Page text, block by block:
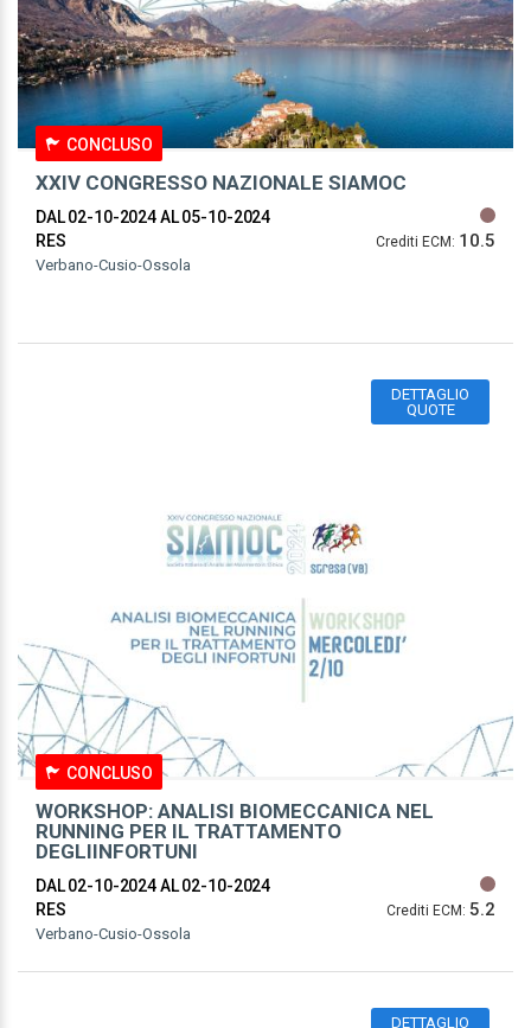
CONCLUSO
XXIV CONGRESSO NAZIONALE SIAMOC
DAL 02-10-2024AL 05-10-2024
RES
Crediti ECM: 10.5
Verbano-Cusio-Ossola
DETTAGLIO
QUOTE
CONCLUSO
WORKSHOP: ANALISI BIOMECCANICA NEL
RUNNING PER IL TRATTAMENTO
DEGLIINFORTUNI
DAL 02-10-2024AL 02-10-2024
RES
Crediti ECM: 5.2
Verbano-Cusio-Ossola
DETTAGLIO